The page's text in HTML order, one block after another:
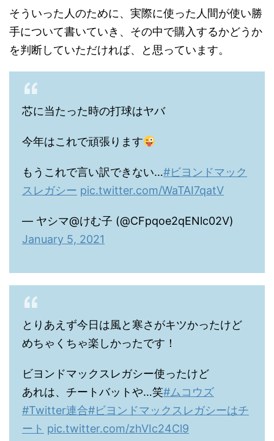
そういった人のために、実際に使った人間が使い勝
手について書いていき、その中で購入するかどうか
を判断していただければ、と思っています。
芯に当たった時の打球はヤバ
今年はこれで頑張ります
もうこれで言い訳できない…#ビヨンドマック
スレガシー pic.twitter.com/WaTAI7qatV
— ヤシマ@けむ子 (@CFpqoe2qENlc02V)
January 5, 2021
とりあえず今日は風と寒さがキツかったけど
めちゃくちゃ楽しかったです！
ビヨンドマックスレガシー使ったけど
あれは、チートバットや…笑#ムコウズ
#Twitter連合#ビヨンドマックスレガシーはチ
ート pic.twitter.com/zhVIc24Cl9